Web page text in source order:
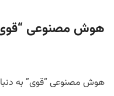
هوش مصنوعی
هوش مصنوعی “قوی” به